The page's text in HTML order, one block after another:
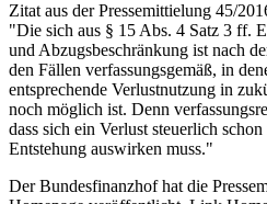
Zitat aus der Pressemittielung 45/
"Die sich aus § 15 Abs. 4 Satz 3 ff.
und Abzugsbeschränkung ist nach
den Fällen verfassungsgemäß, in
entsprechende Verlustnutzung in
noch möglich ist. Denn
dass sich ein Verlust steuerlich
Entstehung auswirken muss."
Der Bundesfinanzhof hat die